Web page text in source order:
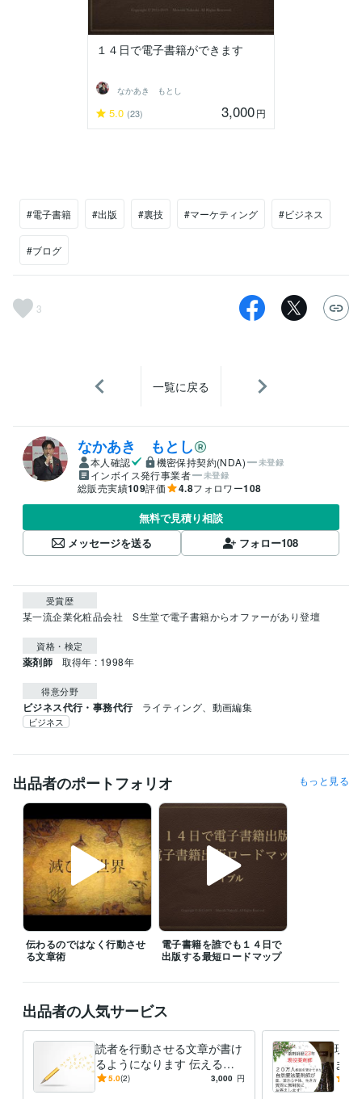
１４日で電子書籍ができます
なかあき もとし
5.0 (23) 3,000円
#電子書籍 #出版 #裏技 #マーケティング #ビジネス
#ブログ
3
一覧に戻る
なかあき もとし
本人確認 機密保持契約(NDA) 未登録
インボイス発行事業者 未登録
総販売実績109評価 4.8フォロワー108
無料で見積り相談
メッセージを送る
フォロー108
受賞歴
某一流企業化粧品会社　S生堂で電子書籍からオファーがあり登壇
資格・検定
薬剤師 取得年 : 1998年
得意分野
ビジネス代行・事務代行 ライティング、動画編集
ビジネス
出品者のポートフォリオ もっと見る
伝わるのではなく行動させ
る文章術
電子書籍を誰でも１４日で
出版する最短ロードマップ
出品者の人気サービス
読者を行動させる文章が書け
るようになります 伝えるの
ではなく行動させる文章術を
5.0(2) 3,000 円
現役
ます
もと